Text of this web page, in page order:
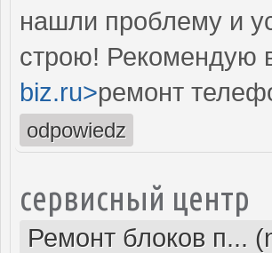
нашли проблему и
строю! Рекомендую
biz.ru>ремонт
odpowiedz
сервисный центр
Ремонт блоков п...